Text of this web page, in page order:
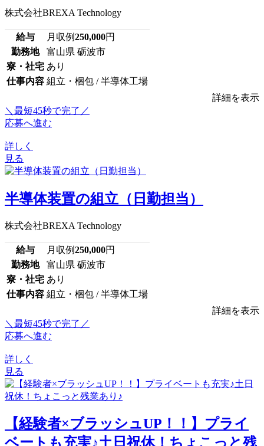
株式会社BREXA Technology
給与 月収例250,000円
勤務地
富山県 砺波市
寮・社宅 あり
仕事内容 組立・梱包 / 半導体工場
詳細を表示
＼最短45秒で完了／
応募へ進む
詳しく
見る
半導体装置の組立（日勤担当）
株式会社BREXA Technology
給与 月収例250,000円
勤務地
富山県 砺波市
寮・社宅 あり
仕事内容 組立・梱包 / 半導体工場
詳細を表示
＼最短45秒で完了／
応募へ進む
詳しく
見る
【経験者×ブラッシュUP！！】プライ
ベートも充実♪土日祝休！ちょこっと残